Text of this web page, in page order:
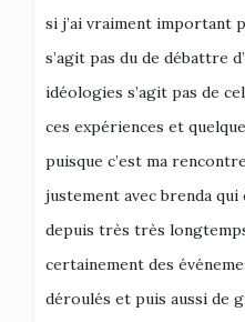
si j’ai vraiment important
s’agit pas du de débattre
idéologies s’agit pas de
ces expériences et
puisque c’est ma rencontre
justement avec brenda
depuis très très
certainement des
déroulés et puis aussi de